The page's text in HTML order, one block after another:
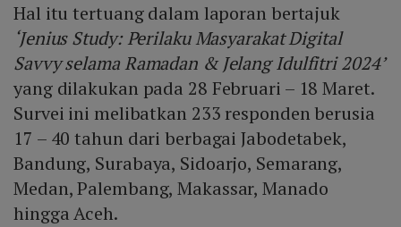
Hal itu tertuang dalam laporan bertajuk
‘Jenius Study: Perilaku Masyarakat Digital
Savvy selama Ramadan & Jelang Idulfitri 2024’
yang dilakukan pada 28 Februari – 18 Maret.
Survei ini melibatkan 233 responden berusia
17 – 40 tahun dari berbagai Jabodetabek,
Bandung, Surabaya, Sidoarjo, Semarang,
Medan, Palembang, Makassar, Manado
hingga Aceh.